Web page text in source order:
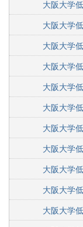
大阪大学
大阪大学
大阪大学
大阪大学
大阪大学
大阪大学
大阪大学
大阪大学
大阪大学
大阪大学
大阪大学